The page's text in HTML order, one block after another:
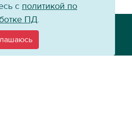
energy.ru
с политикой по
ПД.